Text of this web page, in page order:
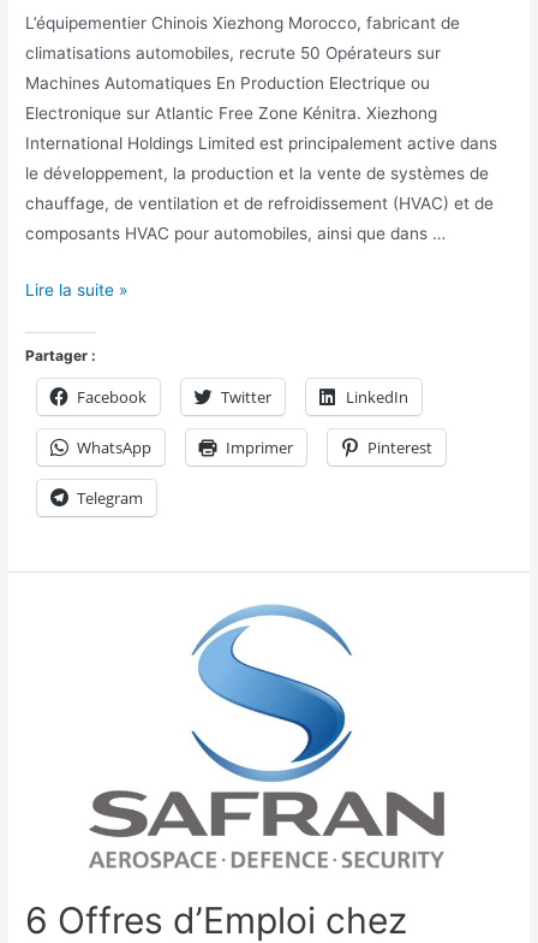
L’équipementier Chinois Xiezhong Morocco, fabricant de
climatisations automobiles, recrute 50 Opérateurs sur
Machines Automatiques En Production Electrique ou
Electronique sur Atlantic Free Zone Kénitra. Xiezhong
International Holdings Limited est principalement active dans
le développement, la production et la vente de systèmes de
chauffage, de ventilation et de refroidissement (HVAC) et de
composants HVAC pour automobiles, ainsi que dans …
Lire la suite »
Partager :
Facebook Twitter LinkedIn
WhatsApp Imprimer Pinterest
Telegram
6 Offres d’Emploi chez